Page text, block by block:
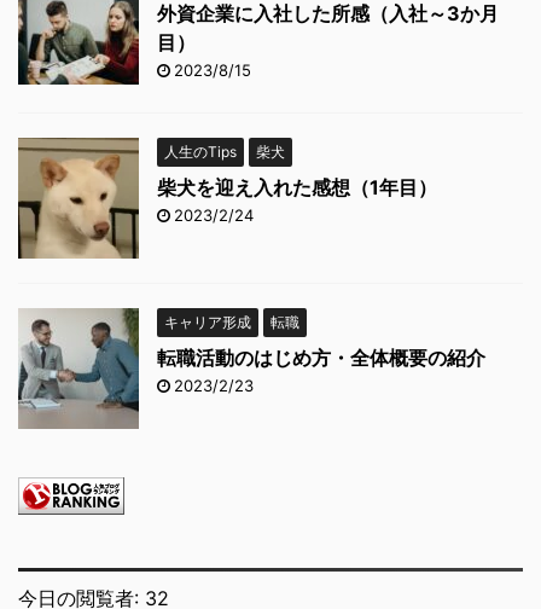
外資企業に入社した所感（入社～3か月
目）
2023/8/15
人生のTips 柴犬
柴犬を迎え入れた感想（1年目）
2023/2/24
キャリア形成 転職
転職活動のはじめ方・全体概要の紹介
2023/2/23
今日の閲覧者: 32